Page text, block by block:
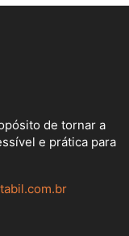
de tornar a
e prática para